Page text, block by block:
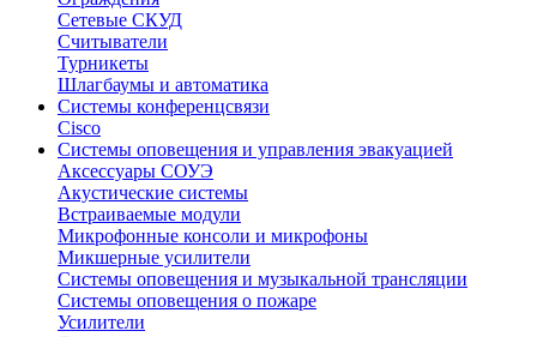
Сетевые СКУД
Считыватели
Турникеты
Шлагбаумы и автоматика
Системы конференцсвязи
Cisco
Системы оповещения и управления эвакуацией
Аксессуары СОУЭ
Акустические системы
Встраиваемые модули
Микрофонные консоли и микрофоны
Микшерные усилители
Системы оповещения и музыкальной трансляции
Системы оповещения о пожаре
Усилители